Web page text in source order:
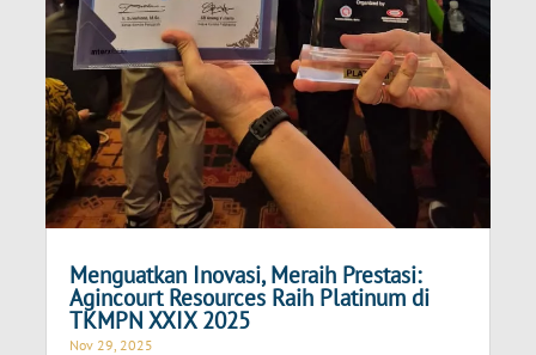
Menguatkan Inovasi, Meraih Prestasi:
Agincourt Resources Raih Platinum di
TKMPN XXIX 2025
Nov 29, 2025